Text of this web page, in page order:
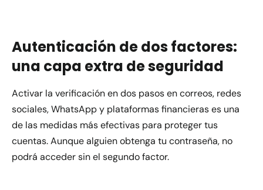
Autenticación de dos factores:
una capa extra de seguridad
Activar la verificación en dos pasos en correos, redes
sociales, WhatsApp y plataformas financieras es una
de las medidas más efectivas para proteger tus
cuentas. Aunque alguien obtenga tu contraseña, no
podrá acceder sin el segundo factor.